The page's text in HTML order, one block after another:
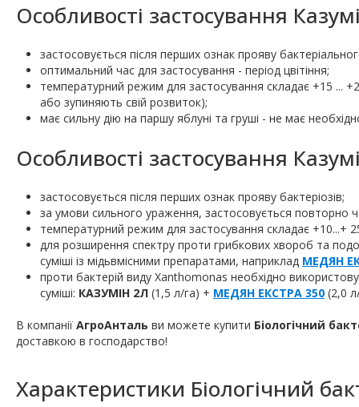
Особливості застосування
застосовується після перших ознак прояву
оптимальний час для застосування - період цвітіння;
температурний режим для застосування складає +15 ...
або зупиняють свій розвиток);
має сильну дію на паршу яблуні та груші - не має
Особливості застосування
застосовується після перших ознак прояву бактеріозів;
за умови сильного ураження, застосовується повторно
температурний режим для застосування складає +10...+
для розширення спектру проти грибкових хвороб та
суміші із мідьвмісними препаратами, наприклад МЕДЯН
проти бактерій виду Xanthomonas необхідно
суміші: КАЗУМІН 2Л (1,5 л/га) + МЕДЯН ЕКСТРА 350 (2,0
В компанії АгроАнталь ви можете купити Біологічний
доставкою в господарство!
Характеристики Біологічний